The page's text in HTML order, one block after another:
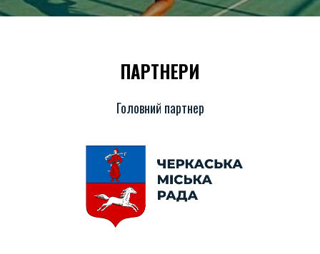
ПАРТНЕРИ
Головний партнер